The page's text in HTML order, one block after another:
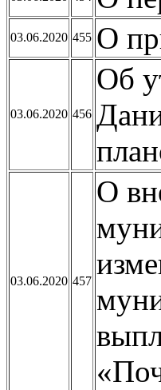
03.06.2020 455 О
03.06.2020 456
Об
03.06.2020 457
О